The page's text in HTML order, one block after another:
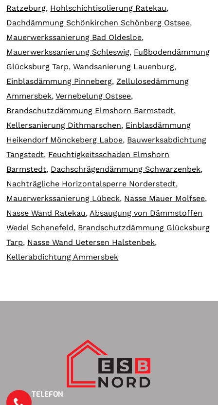
Ratzeburg, Hohlschichtisolierung Ratekau,
Dachdämmung Schönkirchen Schönberg Ostsee,
Mauerwerkssanierung Bad Oldesloe,
Mauerwerkssanierung Schleswig, Fußbodendämmung
Glücksburg Tarp,Wandsanierung Lauenburg,
Einblasdämmung Pinneberg, Zellulosedämmung
Ammersbek,Vernebelung Ostsee,
Brandschutzdämmung Elmshorn Barmstedt,
Kellersanierung Dithmarschen, Einblasdämmung
Heikendorf Mönckeberg Laboe, Bauwerksabdichtung
Tangstedt, Feuchtigkeitsschaden Elmshorn
Barmstedt, Dachschrägendämmung Schwarzenbek,
Nachträgliche Horizontalsperre Norderstedt,
Mauerwerkssanierung Lübeck, Nasse Mauer Molfsee,
Nasse Wand Ratekau, Absaugung von Dämmstoffen
Wedel Schenefeld, Brandschutzdämmung Glücksburg
Tarp, Nasse Wand Uetersen Halstenbek,
Kellerabdichtung Ammersbek
TELEFON